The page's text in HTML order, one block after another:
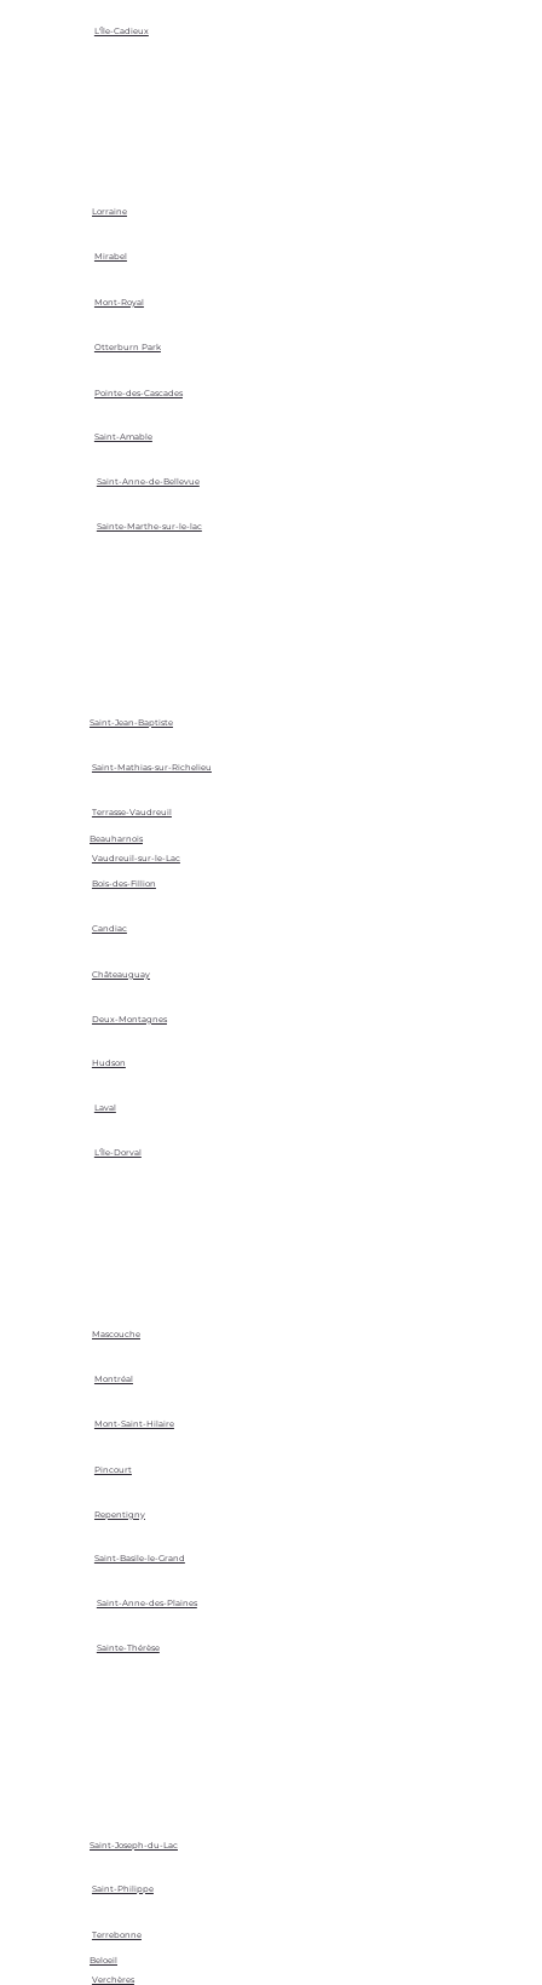
L'Île-Cadieux
Lorraine
Mirabel
Mont-Royal
Otterburn Park
Pointe-des-Cascades
Saint-Amable
Saint-Anne-de-Bellevue
Sainte-Marthe-sur-le-lac
Saint-Jean-Baptiste
Saint-Mathias-sur-Richelieu
Terrasse-Vaudreuil
Vaudreuil-sur-le-Lac
Beauharnois
Bois-des-Fillion
Candiac
Châteauguay
Deux-Montagnes
Hudson
Laval
L'Île-Dorval
Mascouche
Montréal
Mont-Saint-Hilaire
Pincourt
Repentigny
Saint-Basile-le-Grand
Saint-Anne-des-Plaines
Sainte-Thérèse
Saint-Joseph-du-Lac
Saint-Philippe
Terrebonne
Verchères
Beloeil